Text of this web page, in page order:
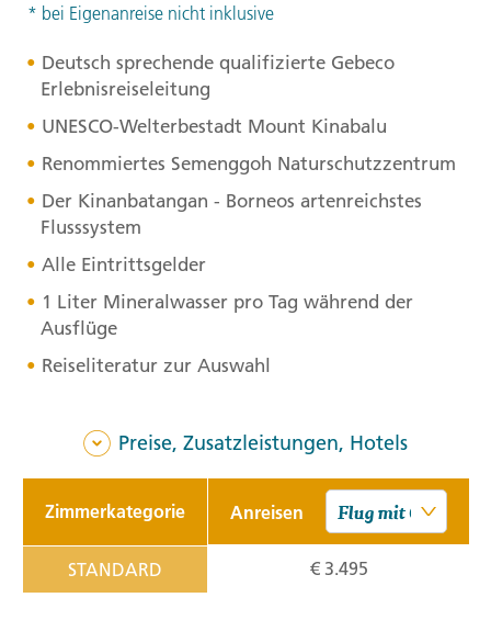
* bei Eigenanreise nicht inklusive
Deutsch sprechende qualifizierte Gebeco
Erlebnisreiseleitung
UNESCO-Welterbestadt Mount Kinabalu
Renommiertes Semenggoh Naturschutzzentrum
Der Kinanbatangan - Borneos artenreichstes
Flusssystem
Alle Eintrittsgelder
1 Liter Mineralwasser pro Tag während der
Ausflüge
Reiseliteratur zur Auswahl
Preise, Zusatzleistungen, Hotels
Zimmerkategorie Anreisen
STANDARD € 3.495